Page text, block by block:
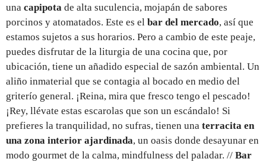
una capipota de alta suculencia, mojapán de sabores
porcinos y atomatados. Este es el bar del mercado, así que
estamos sujetos a sus horarios. Pero a cambio de este peaje,
puedes disfrutar de la liturgia de una cocina que, por
ubicación, tiene un añadido especial de sazón ambiental. Un
aliño inmaterial que se contagia al bocado en medio del
griterío general. ¡Reina, mira que fresco tengo el pescado!
¡Rey, llévate estas escarolas que son un escándalo! Si
prefieres la tranquilidad, no sufras, tienen una terracita en
una zona interior ajardinada, un oasis donde desayunar en
modo gourmet de la calma, mindfulness del paladar. // Bar